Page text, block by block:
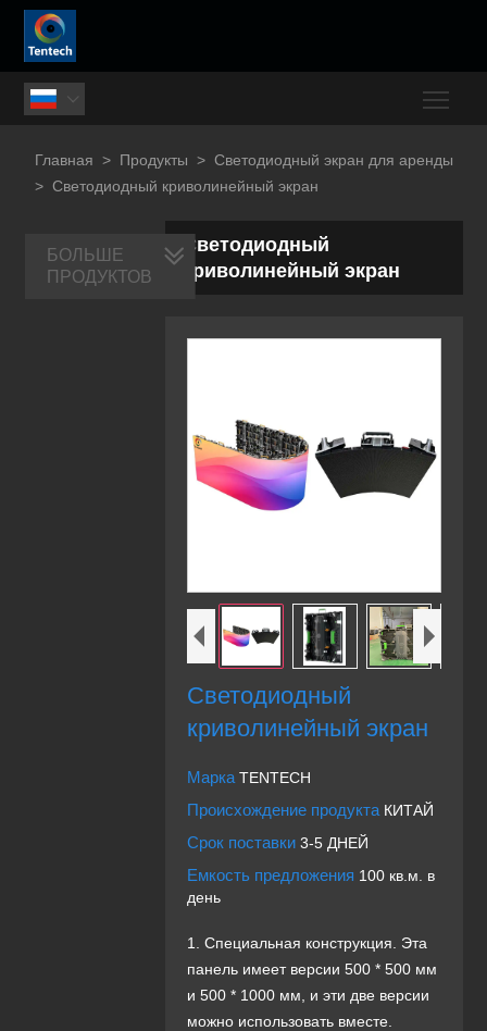

Главная > Продукты > Светодиодный экран для аренды
> Светодиодный криволинейный экран
Светодиодный
криволинейный экран
Светодиодный
криволинейный экран
Марка TENTECH
Происхождение продукта КИТАЙ
Срок поставки 3-5 ДНЕЙ
Емкость предложения 100 кв.м. в
день
1. Специальная конструкция. Эта
панель имеет версии 500 * 500 мм
и 500 * 1000 мм, и эти две версии
можно использовать вместе.
БОЛЬШЕ
ПРОДУКТОВ